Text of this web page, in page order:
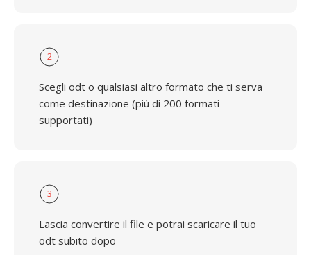
2
Scegli odt o qualsiasi altro formato che ti serva
come destinazione (più di 200 formati
supportati)
3
Lascia convertire il file e potrai scaricare il tuo
odt subito dopo